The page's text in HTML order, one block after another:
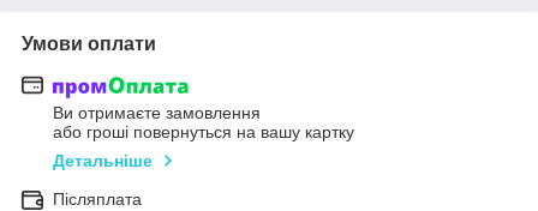
Умови оплати
Ви отримаєте замовлення
або гроші повернуться на вашу картку
Детальніше
Післяплата